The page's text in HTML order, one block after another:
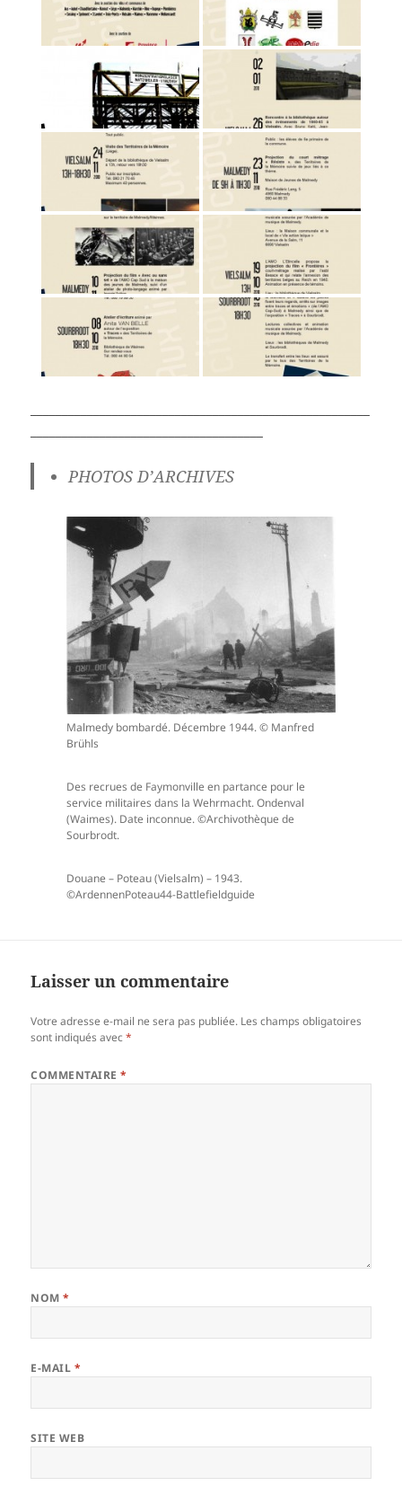
PHOTOS D’ARCHIVES
Malmedy bombardé. Décembre 1944. © Manfred
Brühls
Des recrues de Faymonville en partance pour le
service militaires dans la Wehrmacht. Ondenval
(Waimes). Date inconnue. ©Archivothèque de
Sourbrodt.
Douane – Poteau (Vielsalm) – 1943.
©ArdennenPoteau44-Battlefieldguide
Laisser un commentaire
Votre adresse e-mail ne sera pas publiée. Les champs obligatoires
sont indiqués avec*
COMMENTAIRE*
NOM*
E-MAIL *
SITE WEB